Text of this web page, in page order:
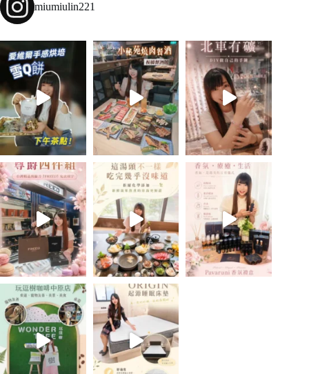
miumiulin221